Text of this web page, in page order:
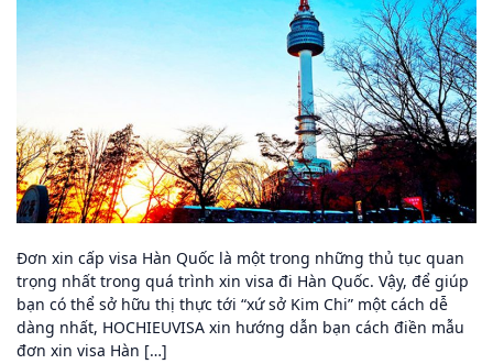
Đơn xin cấp visa Hàn Quốc là một trong những thủ tục quan
trọng nhất trong quá trình xin visa đi Hàn Quốc. Vậy, để giúp
bạn có thể sở hữu thị thực tới “xứ sở Kim Chi” một cách dễ
dàng nhất, HOCHIEUVISA xin hướng dẫn bạn cách điền mẫu
đơn xin visa Hàn […]